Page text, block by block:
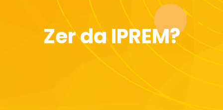
Zer da IPREM?